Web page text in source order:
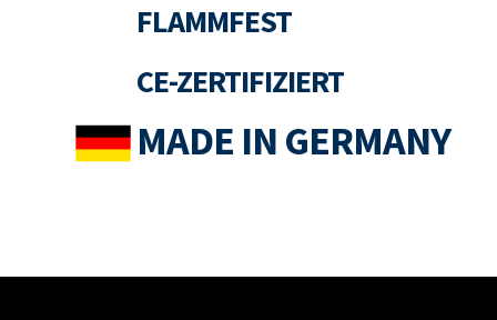
FLAMMFEST
CE-ZERTIFIZIERT
MADE IN GERMANY